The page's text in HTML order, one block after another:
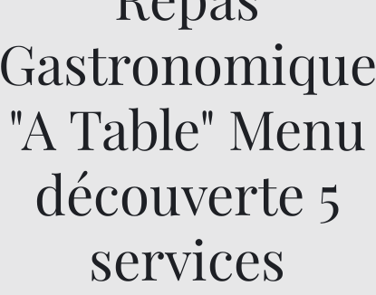
Gastronomique
"A Table" Menu
découverte 5
services